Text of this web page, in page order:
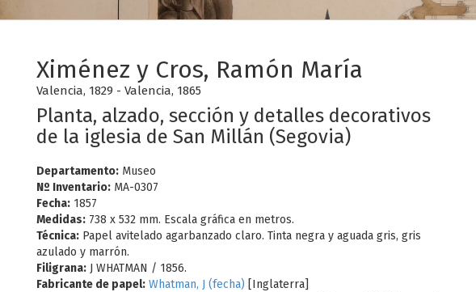
Ximénez y Cros, Ramón María
Valencia, 1829 - Valencia, 1865
Planta, alzado, sección y detalles decorativos
de la iglesia de San Millán (Segovia)
Departamento: Museo
Nº Inventario: MA-0307
Fecha: 1857
Medidas: 738 x 532 mm. Escala gráfica en metros.
Técnica: Papel avitelado agarbanzado claro. Tinta negra y aguada gris, gris
azulado y marrón.
Filigrana: J WHATMAN / 1856.
Fabricante de papel: Whatman, J (fecha) [Inglaterra]